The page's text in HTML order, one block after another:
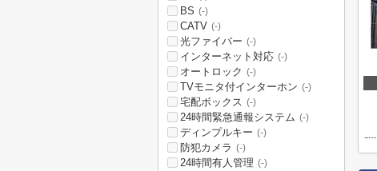
BS (-)
CATV (-)
光ファイバー (-)
インターネット対応 (-)
オートロック (-)
TVモニタ付インターホン (-)
宅配ボックス (-)
24時間緊急通報システム (-)
ディンプルキー (-)
防犯カメラ (-)
24時間有人管理 (-)